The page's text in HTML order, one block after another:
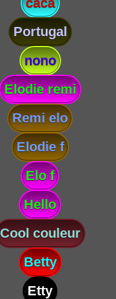
Portugal
nono
Elodie remi
Remi elo
Elodie f
Elo f
Hello
Cool couleur
Betty
Etty